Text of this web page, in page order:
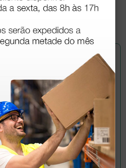
de mais
agora a sua questão aos